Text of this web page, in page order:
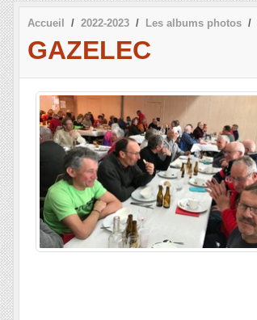
Accueil 2022-2023 Les albums photos
GAZELEC